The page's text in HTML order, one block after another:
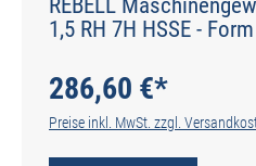
1,5 RH 7H HSSE -
286,60 €*
Preise inkl. MwSt. zzgl.